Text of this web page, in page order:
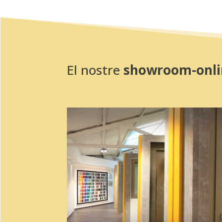
El nostre showroom-